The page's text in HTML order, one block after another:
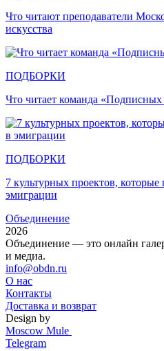
Что читают преподаватели
искусства
ПОДБОРКИ
Что читает команда «Подписных
ПОДБОРКИ
7 культурных проектов, которые
эмиграции
Объединение
2026
Объединение — это онлайн
и медиа.
info@obdn.ru
О нас
Контакты
Доставка и возврат
Design by
Moscow Mule
Telegram